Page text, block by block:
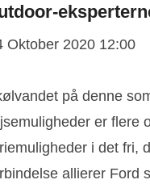
Oktober 2020 12:00
på denne
er flere
i det fri,
allierer Ford